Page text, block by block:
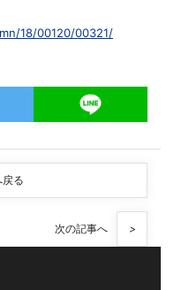
18/00120/00321/
る
次の記事へ >